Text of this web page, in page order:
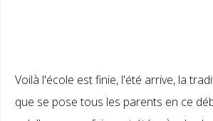
Voilà l'école est finie, l'été arrive, la
que se pose tous les parents en ce